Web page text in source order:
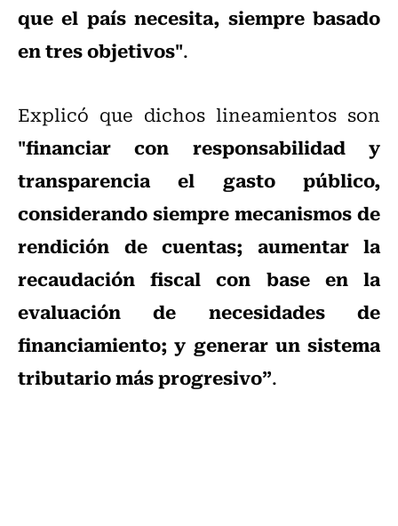
que el país necesita, siempre basado
en tres objetivos".
Explicó que dichos lineamientos son
"financiar con responsabilidad y
transparencia el gasto público,
considerando siempre mecanismos de
rendición de cuentas; aumentar la
recaudación fiscal con base en la
evaluación de necesidades de
financiamiento; y generar un sistema
tributario más progresivo”.